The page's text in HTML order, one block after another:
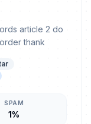
article 2 do
thank
SPAM
1%